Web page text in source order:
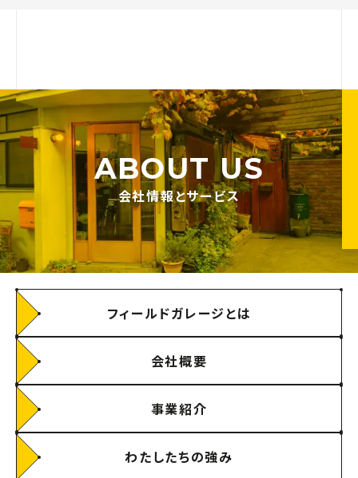
ABOUT US
会社情報とサービス
フィールドガレージとは
会社概要
事業紹介
わたしたちの強み